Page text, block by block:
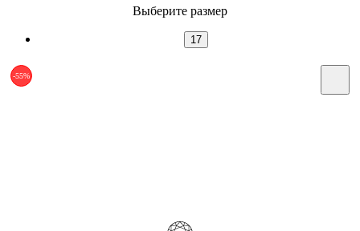
Выберите размер
17
-55%